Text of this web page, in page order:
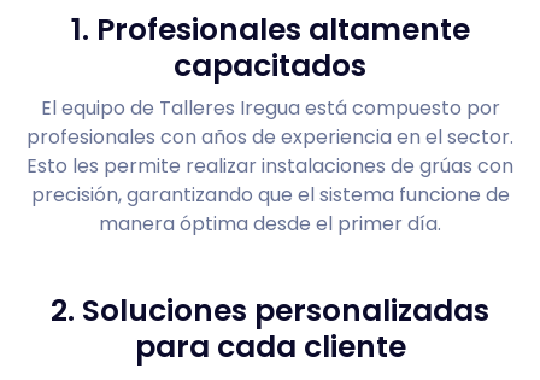
1. Profesionales altamente
capacitados
El equipo de Talleres Iregua está compuesto por
profesionales con años de experiencia en el sector.
Esto les permite realizar instalaciones de grúas con
precisión, garantizando que el sistema funcione de
manera óptima desde el primer día.
2. Soluciones personalizadas
para cada cliente